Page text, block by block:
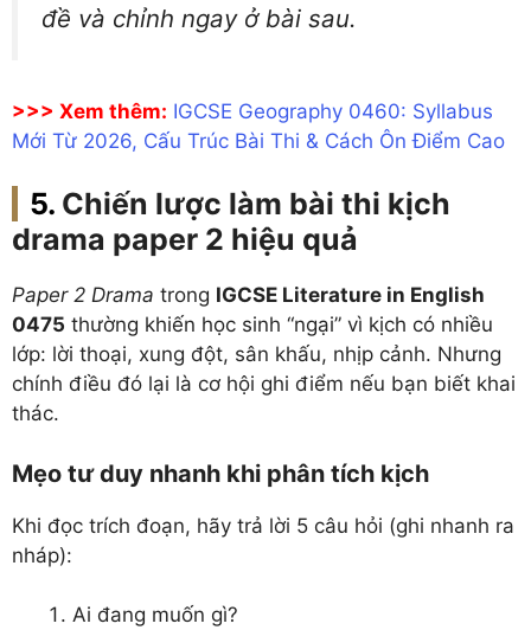
đề và chỉnh ngay ở bài sau.
>>> Xem thêm: IGCSE Geography 0460: Syllabus
Mới Từ 2026, Cấu Trúc Bài Thi & Cách Ôn Điểm Cao
Chiến lược làm bài thi kịch
drama paper 2 hiệu quả
Paper 2 Drama trong IGCSE Literature in English
0475 thường khiến học sinh “ngại” vì kịch có nhiều
lớp: lời thoại, xung đột, sân khấu, nhịp cảnh. Nhưng
chính điều đó lại là cơ hội ghi điểm nếu bạn biết khai
thác.
Mẹo tư duy nhanh khi phân tích kịch
Khi đọc trích đoạn, hãy trả lời 5 câu hỏi (ghi nhanh ra
nháp):
Ai đang muốn gì?